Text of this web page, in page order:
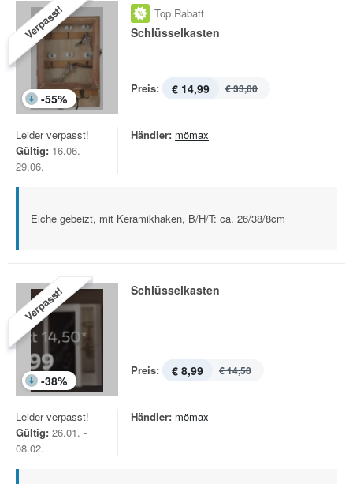
Verpasst!
-55%
Top Rabatt
Schlüsselkasten
Preis: € 14,99 € 33,00
Leider verpasst!
Gültig: 16.06. -
29.06.
Händler: mömax
Eiche gebeizt, mit Keramikhaken, B/H/T: ca. 26/38/8cm
Verpasst!
-38%
Schlüsselkasten
Preis: € 8,99 € 14,50
Leider verpasst!
Gültig: 26.01. -
08.02.
Händler: mömax